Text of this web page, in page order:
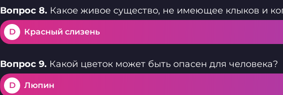
Вопрос 8. Какое живое существо, не имеющее клыков и
D Красный слизень
Вопрос 9. Какой цветок может быть опасен для человека?
D Люпин